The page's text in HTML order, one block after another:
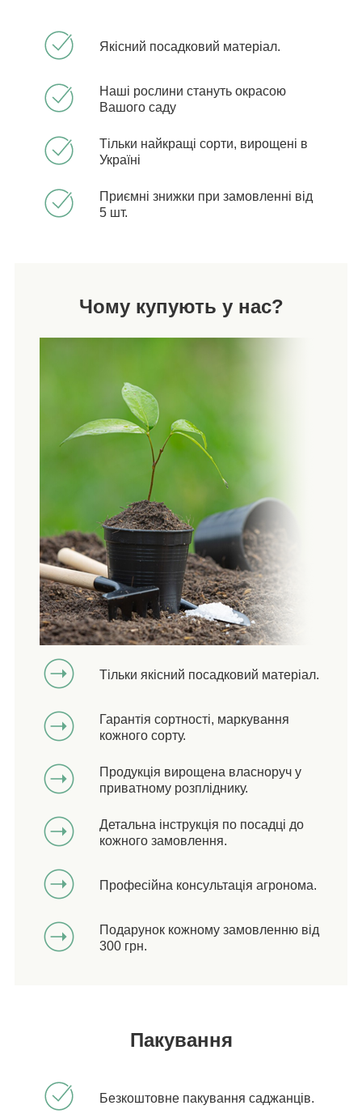
Якісний посадковий матеріал.
Наші рослини стануть окрасою
Вашого саду
Тільки найкращі сорти, вирощені в
Україні
Приємні знижки при замовленні від
5 шт.
Чому купують у нас?
Тільки якісний посадковий матеріал.
Гарантія сортності, маркування
кожного сорту.
Продукція вирощена власноруч у
приватному розпліднику.
Детальна інструкція по посадці до
кожного замовлення.
Професійна консультація агронома.
Подарунок кожному замовленню від
300 грн.
Пакування
Безкоштовне пакування саджанців.